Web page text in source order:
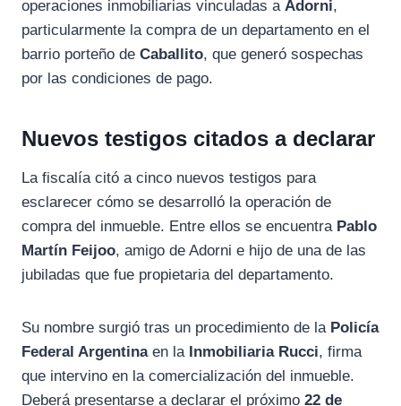
operaciones inmobiliarias vinculadas a Adorni,
particularmente la compra de un departamento en el
barrio porteño de Caballito, que generó sospechas
por las condiciones de pago.
Nuevos testigos citados a declarar
La fiscalía citó a cinco nuevos testigos para
esclarecer cómo se desarrolló la operación de
compra del inmueble. Entre ellos se encuentra Pablo
Martín Feijoo, amigo de Adorni e hijo de una de las
jubiladas que fue propietaria del departamento.
Su nombre surgió tras un procedimiento de la Policía
Federal Argentinaen la Inmobiliaria Rucci, firma
que intervino en la comercialización del inmueble.
Deberá presentarse a declarar el próximo 22 de